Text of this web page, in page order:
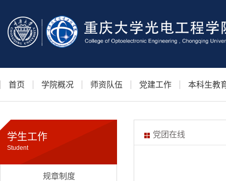
首页 学院概况 师资队伍 党建工作 本科生教
学生工作
Student
规章制度
党团在线